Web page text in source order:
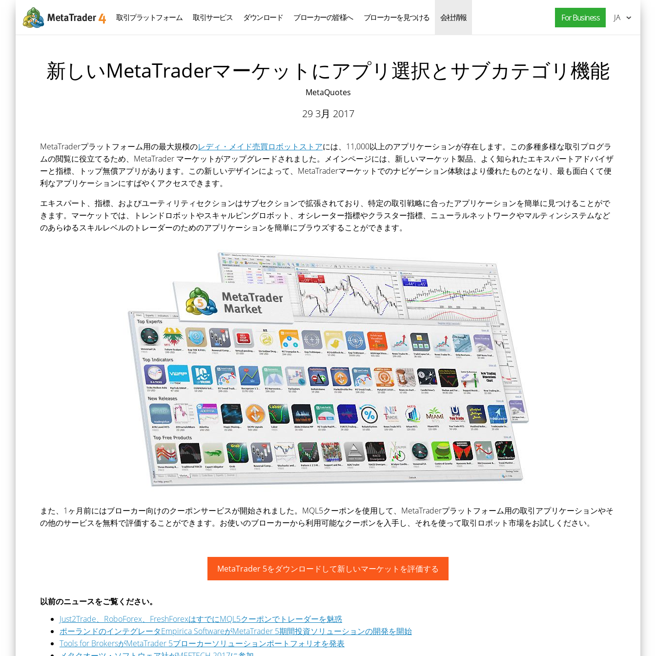
取引プラットフォーム 取引サービス ダウンロード ブローカーの皆様へ ブローカーを見つける 会社情報 For Business
日本語 JA
新しいMetaTraderマーケットにアプリ選択とサブカテゴリ機能
MetaQuotes
29 3月 2017
MetaTraderプラットフォーム用の最大規模のレディ・メイド売買ロボットストアには、11,000以上のアプリケーションが存在します。この多種多様な取引プログラ
ムの閲覧に役立てるため、MetaTrader マーケットがアップグレードされました。メインページには、新しいマーケット製品、よく知られたエキスパートアドバイザ
ーと指標、トップ無償アプリがあります。この新しいデザインによって、MetaTraderマーケットでのナビゲーション体験はより優れたものとなり、最も面白くて便
利なアプリケーションにすばやくアクセスできます。
エキスパート、指標、およびユーティリティセクションはサブセクションで拡張されており、特定の取引戦略に合ったアプリケーションを簡単に見つけることがで
きます。マーケットでは、トレンドロボットやスキャルピングロボット、オシレーター指標やクラスター指標、ニューラルネットワークやマルティンシステムなど
のあらゆるスキルレベルのトレーダーのためのアプリケーションを簡単にブラウズすることができます。
また、1ヶ月前にはブローカー向けのクーポンサービスが開始されました。MQL5クーポンを使用して、MetaTraderプラットフォーム用の取引アプリケーションやそ
の他のサービスを無料で評価することができます。お使いのブローカーから利用可能なクーポンを入手し、それを使って取引ロボット市場をお試しください。
MetaTrader 5をダウンロードして新しいマーケットを評価する
以前のニュースをご覧ください。
Just2Trade、RoboForex、FreshForexはすでにMQL5クーポンでトレーダーを魅惑
ポーランドのインテグレータEmpirica SoftwareがMetaTrader 5期間投資ソリューションの開発を開始
Tools for BrokersがMetaTrader 5ブローカーソリューションポートフォリオを発表